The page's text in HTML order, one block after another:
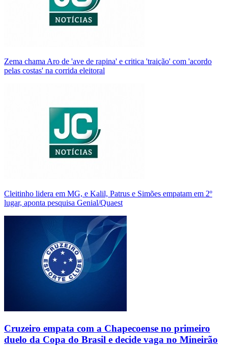
Zema chama Aro de 'ave de rapina' e critica 'traição' com 'acordo
pelas costas' na corrida eleitoral
Cleitinho lidera em MG, e Kalil, Patrus e Simões empatam em 2º
lugar, aponta pesquisa Genial/Quaest
Cruzeiro empata com a Chapecoense no primeiro
duelo da Copa do Brasil e decide vaga no Mineirão